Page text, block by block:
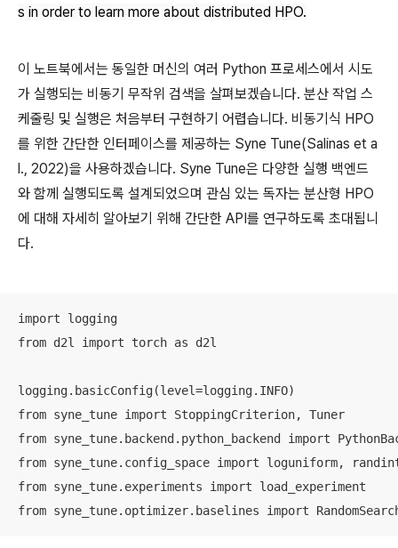
s in order to learn more about distributed HPO.
이 노트북에서는 동일한 머신의 여러 Python 프로세스에서 시도
가 실행되는 비동기 무작위 검색을 살펴보겠습니다. 분산 작업 스
케줄링 및 실행은 처음부터 구현하기 어렵습니다. 비동기식 HPO
를 위한 간단한 인터페이스를 제공하는 Syne Tune(Salinas et a
l., 2022)을 사용하겠습니다. Syne Tune은 다양한 실행 백엔드
와 함께 실행되도록 설계되었으며 관심 있는 독자는 분산형 HPO
에 대해 자세히 알아보기 위해 간단한 API를 연구하도록 초대됩니
다.
import logging
from d2l import torch as d2l
logging.basicConfig(level=logging.INFO)
from syne_tune import StoppingCriterion, Tuner
from syne_tune.backend.python_backend import
from syne_tune.config_space import loguniform,
from syne_tune.experiments import load_experiment
from syne_tune.optimizer.baselines import